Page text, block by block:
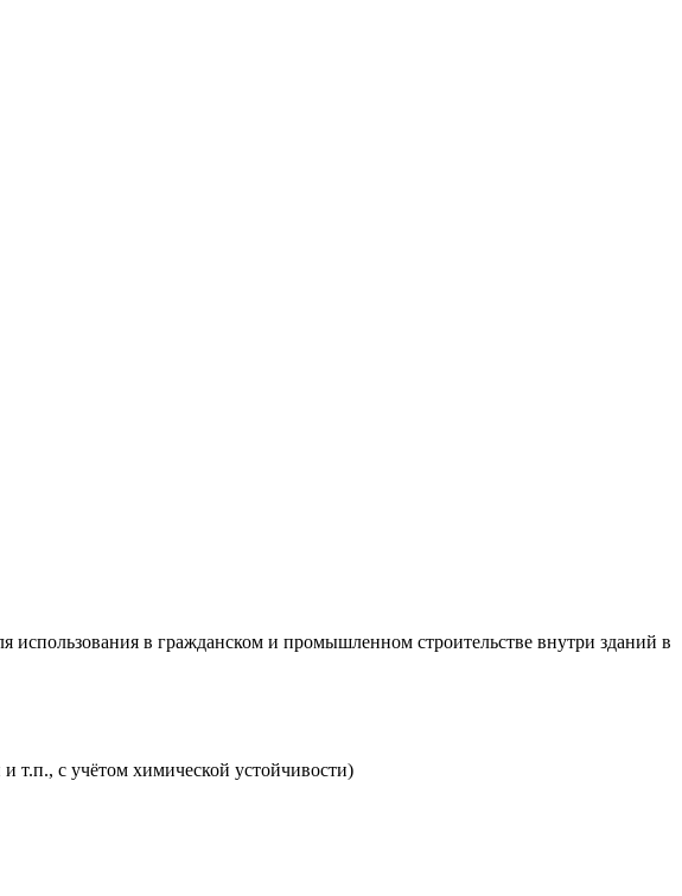
использования в гражданском и промышленном строительстве внутри зданий в
т.п., с учётом химической устойчивости)